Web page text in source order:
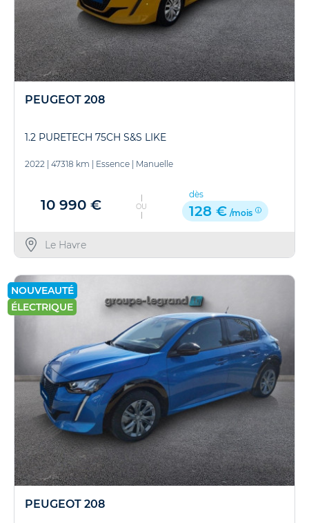
PEUGEOT 208
1.2 PURETECH 75CH S&S LIKE
2022 | 47318 km | Essence | Manuelle
10 990 € OU
dès
128 € /mois
Le Havre
NOUVEAUTÉ
ÉLECTRIQUE
PEUGEOT 208